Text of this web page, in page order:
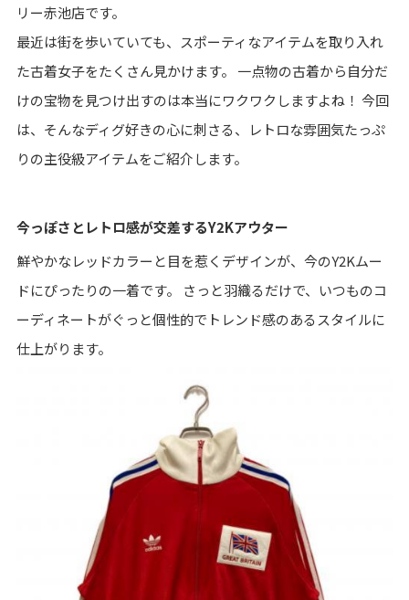
リー赤池店です。
最近は街を歩いていても、スポーティなアイテムを取り入れ
た古着女子をたくさん見かけます。 一点物の古着から自分だ
けの宝物を見つけ出すのは本当にワクワクしますよね！ 今回
は、そんなディグ好きの心に刺さる、レトロな雰囲気たっぷ
りの主役級アイテムをご紹介します。
今っぽさとレトロ感が交差するY2Kアウター
鮮やかなレッドカラーと目を惹くデザインが、今のY2Kムー
ドにぴったりの一着です。 さっと羽織るだけで、いつものコ
ーディネートがぐっと個性的でトレンド感のあるスタイルに
仕上がります。